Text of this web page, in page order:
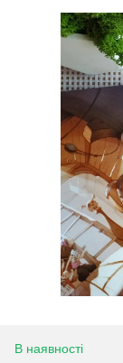
В наявності